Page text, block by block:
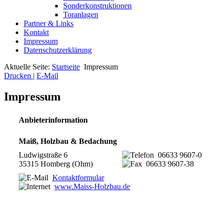
Sonderkonstruktionen
Toranlagen
Partner & Links
Kontakt
Impressum
Datenschutzerklärung
Aktuelle Seite: Startseite Impressum
Drucken | E-Mail
Impressum
Anbieterinformation
Maiß, Holzbau & Bedachung
Ludwigstraße 6
35315 Homberg (Ohm)
06633 9607-0
06633 9607-38
Kontaktformular
www.Maiss-Holzbau.de